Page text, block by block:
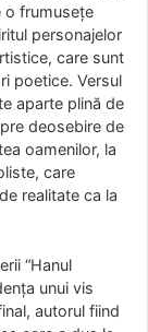
o frumuseţe
personajelor
care sunt
poetice. Versul
aparte plină de
deosebire de
oamenilor, la
care
realitate ca la
“Hanul
unui vis
autorul fiind